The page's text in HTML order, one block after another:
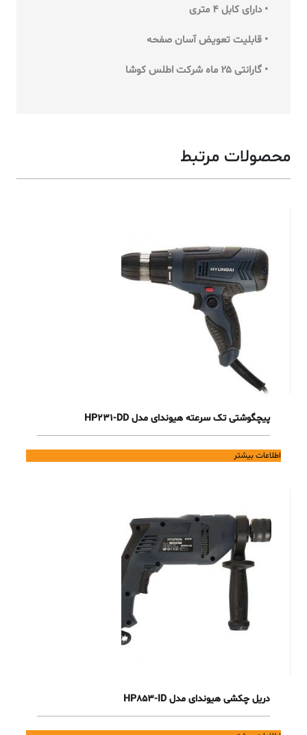
• دارای کابل ۴ متری
• قابلیت تعویض آسان صفحه
• گارانتی ۲۵ ماه شرکت اطلس کوشا
محصولات مرتبط
پیچگوشتی تک سرعته هیوندای مدل HP231-DD
اطلاعات بیشتر
دریل چکشی هیوندای مدل HP853-ID